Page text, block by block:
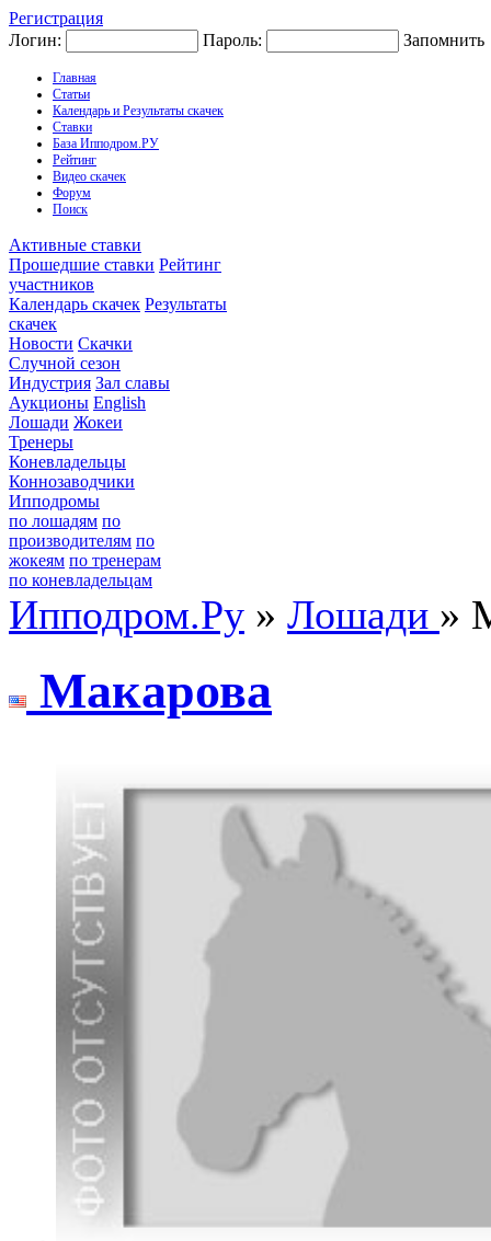
Регистрация
Логин:
Пароль: Запомнить
Главная
Статьи
Календарь и Результаты скачек
Ставки
База Ипподром.РУ
Рейтинг
Видео скачек
Форум
Поиск
Активные ставки
Прошедшие ставки Рейтинг
участников
Календарь скачек Результаты
скачек
Новости Скачки
Случной сезон
Индустрия Зал славы
Аукционы English
Лошади Жокеи
Тренеры
Коневладельцы
Коннозаводчики
Ипподромы
по лошадям по
производителям по
жокеям по тренерам
по коневладельцам
Ипподром.Ру » Лошади »
Мaкapовa